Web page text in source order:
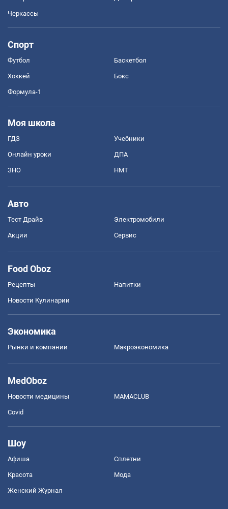
Черкассы
Спорт
Футбол Баскетбол
Хоккей Бокс
Формула-1
Моя школа
ГДЗ Учебники
Онлайн уроки ДПА
ЗНО НМТ
Авто
Тест Драйв Электромобили
Акции Сервис
Food Oboz
Рецепты Напитки
Новости Кулинарии
Экономика
Рынки и компании Mакроэкономика
MedOboz
Новости медицины MAMACLUB
Covid
Шоу
Афиша Сплетни
Красота Мода
Женский Журнал